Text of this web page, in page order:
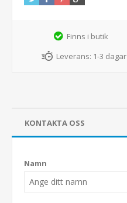
Finns i butik
Leverans: 1-3 dagar
KONTAKTA OSS
Namn